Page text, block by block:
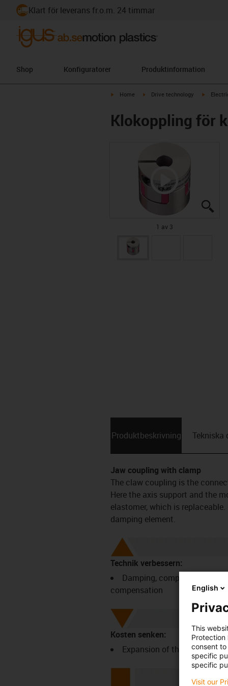
Klart för leverans fr.o.m. 24 timmar
Shop Konfiguratorer Produktinformation
igus-icon-arrow-right
Home igus-icon-arrow-right
Drive technology igus-
Klokoppling för
1 av 3
Produktbeskrivning Tekniska
Jaw coupling with clamp
The claw coupling is the
Here the axis support and the
elastomer, which is
damping element.
Technik verbessern:
Damping, compensating
compensation
Kosten senken:
Expansion of the
English
This
Protection
consent
specific
specific
Visit our